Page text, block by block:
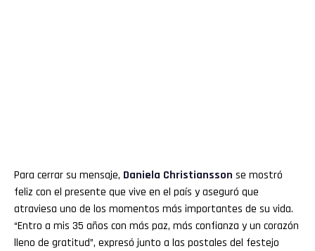
Para cerrar su mensaje, Daniela Christiansson se mostró
feliz con el presente que vive en el país y aseguró que
atraviesa uno de los momentos más importantes de su vida.
“Entro a mis 35 años con más paz, más confianza y un corazón
lleno de gratitud”, expresó junto a las postales del festejo